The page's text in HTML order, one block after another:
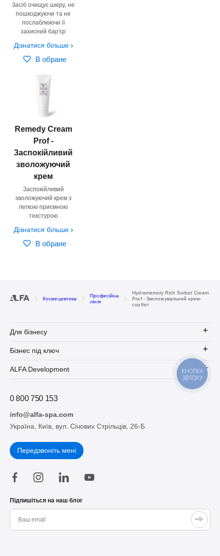
Засіб очищує шкіру, не
пошкоджуючи та не
послаблюючи її
захисний бар'єр
Дізнатися більше
В обране
Remedy Cream
Prof -
Заспокійливий
зволожуючий
крем
Заспокійливий
зволожуючий крем з
легкою приємною
текстурою
Дізнатися більше
В обране
Космецевтика
Професійна
лінія
Hydramemory Rich Sorbet Cream
Prof - Зволожувальний крем-
сорбет
Для бізнесу
Бізнес під ключ
ALFA Development
0 800 750 153
info@alfa-spa.com
Україна, Київ, вул. Січових Стрільців, 26-Б
Передзвоніть мені
Підпишіться на наш блог
КНОПКА
ЗВ'ЯЗКУ